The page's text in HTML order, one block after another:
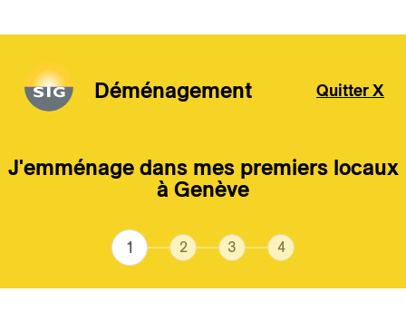
Aller au contenu principal
Déménagement Quitter X
J'emménage dans mes premiers locaux
à Genève